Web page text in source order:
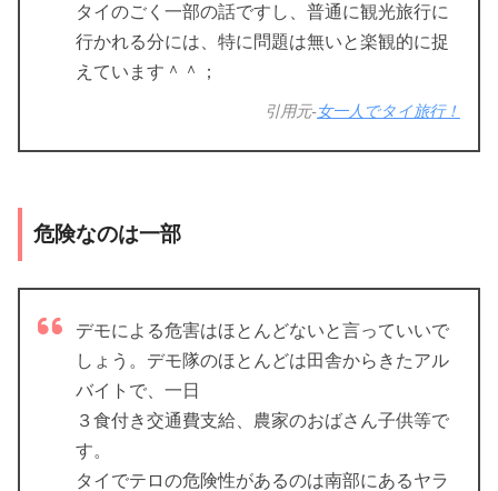
タイのごく一部の話ですし、普通に観光旅行に
行かれる分には、特に問題は無いと楽観的に捉
えています＾＾；
引用元-女一人でタイ旅行！
危険なのは一部
デモによる危害はほとんどないと言っていいで
しょう。デモ隊のほとんどは田舎からきたアル
バイトで、一日
３食付き交通費支給、農家のおばさん子供等で
す。
タイでテロの危険性があるのは南部にあるヤラ